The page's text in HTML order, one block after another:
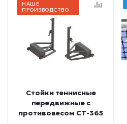
НАШЕ
ПРОИЗВОДСТВО
Стойки теннисные
передвижные с
противовесом СТ-365